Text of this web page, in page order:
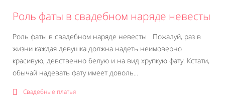
Роль фаты в свадебном наряде невесты
Роль фаты в свадебном наряде невесты Пожалуй, раз в
жизни каждая девушка должна надеть неимоверно
красивую, девственно белую и на вид хрупкую фату. Кстати,
обычай надевать фату имеет доволь...
Свадебные платья